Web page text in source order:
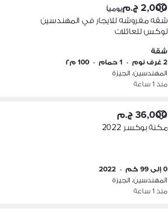
2,000 ج.م يومياً
شقه مفروشه للايجار في المهندسين
لوكس للعائلات
شقة
2 غرف نوم
• 1 حمام • 100 م٢
المهندسين، الجيزة
منذ 1 ساعة
36,000 ج.م
مكنة بوكسر 2022
0 إلى 99 كم •
2022
المهندسين، الجيزة
منذ 1 ساعة